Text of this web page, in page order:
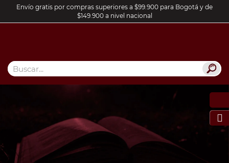
Envío gratis por compras superiores a $99.900 para Bogotá y de
$149.900 a nivel nacional
